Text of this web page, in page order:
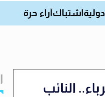
اشتباك آراء حرة
النائب